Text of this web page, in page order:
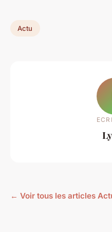
Actu
← Voir tous les articles